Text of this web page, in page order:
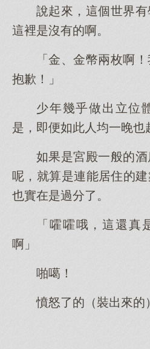
說起來，這個世界
這裡是沒有的啊。
「金、金幣兩枚啊
抱歉！」
少年幾乎做出立位
是，即便如此人均一晚也
如果是宮殿一般的
呢，就算是連能居住的
也實在是過分了。
「嚯嚯哦，這還
啊」
啪噶！
憤怒了的（裝出來的）